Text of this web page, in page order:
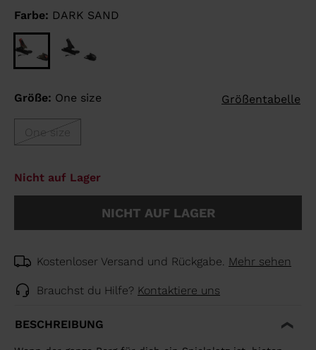
Farbe: DARK SAND
Größe: One size Größentabelle
One size
Nicht auf Lager
NICHT AUF LAGER
Kostenloser Versand und Rückgabe. Mehr sehen
Brauchst du Hilfe? Kontaktiere uns
BESCHREIBUNG